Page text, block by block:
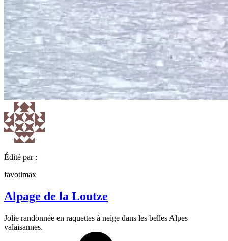
Édité par :
favotimax
Alpage de la Loutze
Jolie randonnée en raquettes à neige dans les belles Alpes
valaisannes.